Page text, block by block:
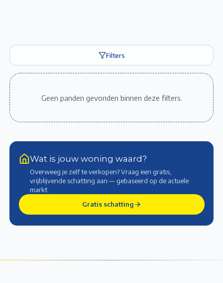
Filters
Geen panden gevonden binnen deze filters.
Wat is jouw woning waard?
Overweeg je zelf te verkopen? Vraag een gratis,
vrijblijvende schatting aan — gebaseerd op de actuele
markt.
Gratis schatting